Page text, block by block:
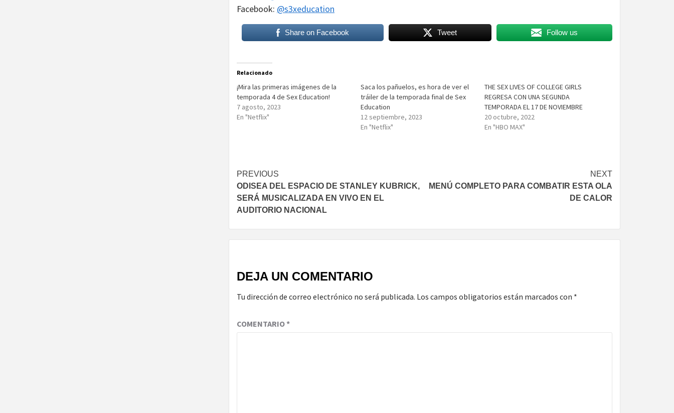
Facebook: @s3xeducation
Share on Facebook Tweet Follow us
Relacionado
¡Mira las primeras imágenes de la
temporada 4 de Sex Education!
7 agosto, 2023
En "Netflix"
Saca los pañuelos, es hora de ver el
tráiler de la temporada final de Sex
Education
12 septiembre, 2023
En "Netflix"
THE SEX LIVES OF COLLEGE GIRLS
REGRESA CON UNA SEGUNDA
TEMPORADA EL 17 DE NOVIEMBRE
20 octubre, 2022
En "HBO MAX"
Post
navigation
PREVIOUS
ODISEA DEL ESPACIO DE STANLEY KUBRICK,
SERÁ MUSICALIZADA EN VIVO EN EL
AUDITORIO NACIONAL
NEXT
MENÚ COMPLETO PARA COMBATIR ESTA OLA
DE CALOR
DEJA UN COMENTARIO
Tu dirección de correo electrónico no será publicada. Los campos obligatorios están marcados con *
COMENTARIO*